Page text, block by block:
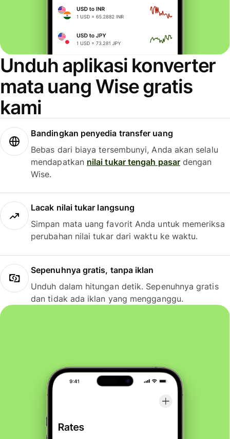
Unduh aplikasi konverter
mata uang Wise gratis
kami
Bandingkan penyedia transfer uang
Bebas dari biaya tersembunyi, Anda akan selalu
mendapatkan nilai tukar tengah pasardengan
Wise.
Lacak nilai tukar langsung
Simpan mata uang favorit Anda untuk memeriksa
perubahan nilai tukar dari waktu ke waktu.
Sepenuhnya gratis, tanpa iklan
Unduh dalam hitungan detik. Sepenuhnya gratis
dan tidak ada iklan yang mengganggu.